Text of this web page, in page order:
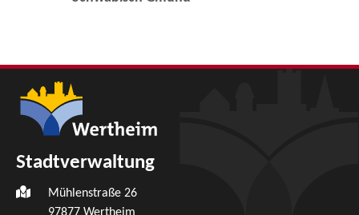
Stadtverwaltung
Mühlenstraße 26